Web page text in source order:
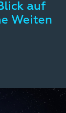
auf
Weiten